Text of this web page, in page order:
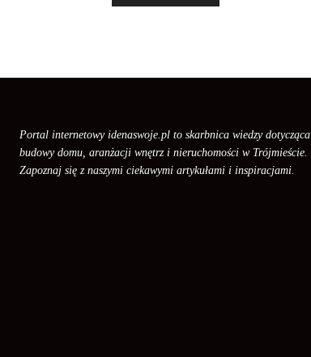
Portal internetowy idenaswoje.pl to skarbnica wiedzy dotycząca
budowy domu, aranżacji wnętrz i nieruchomości w Trójmieście.
Zapoznaj się z naszymi ciekawymi artykułami i inspiracjami.